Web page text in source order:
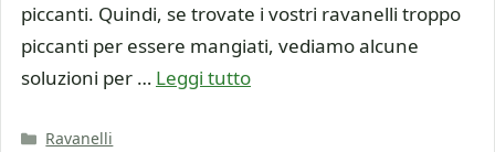
piccanti. Quindi, se trovate i vostri ravanelli troppo
piccanti per essere mangiati, vediamo alcune
soluzioni per … Leggi tutto
Categorie
Ravanelli